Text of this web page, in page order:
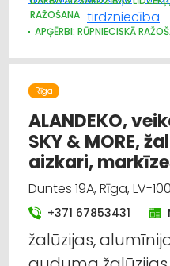
RAŽOŠANA
APĢĒRBI: RŪPNIECISKĀ
Rīga
ALANDEKO,
SKY & MORE,
aizkari,
Duntes 19A, Rīga, LV-
+371 67853431
žalūzijas,